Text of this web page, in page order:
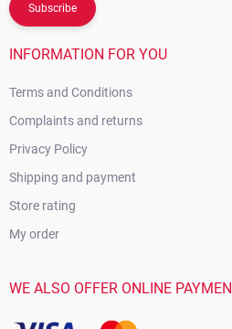
Subscribe
INFORMATION FOR YOU
Terms and Conditions
Complaints and returns
Privacy Policy
Shipping and payment
Store rating
My order
WE ALSO OFFER ONLINE